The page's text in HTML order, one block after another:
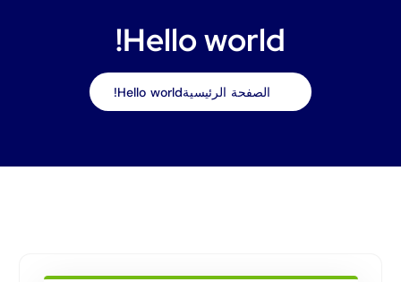
Hello world!
الصفحة الرئيسيةHello world!